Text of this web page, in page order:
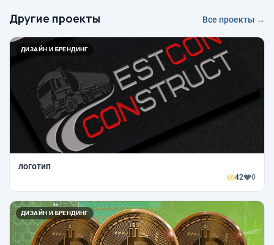
Другие проекты Все проекты →
ДИЗАЙН И БРЕНДИНГ
логотип
42 0
ДИЗАЙН И БРЕНДИНГ